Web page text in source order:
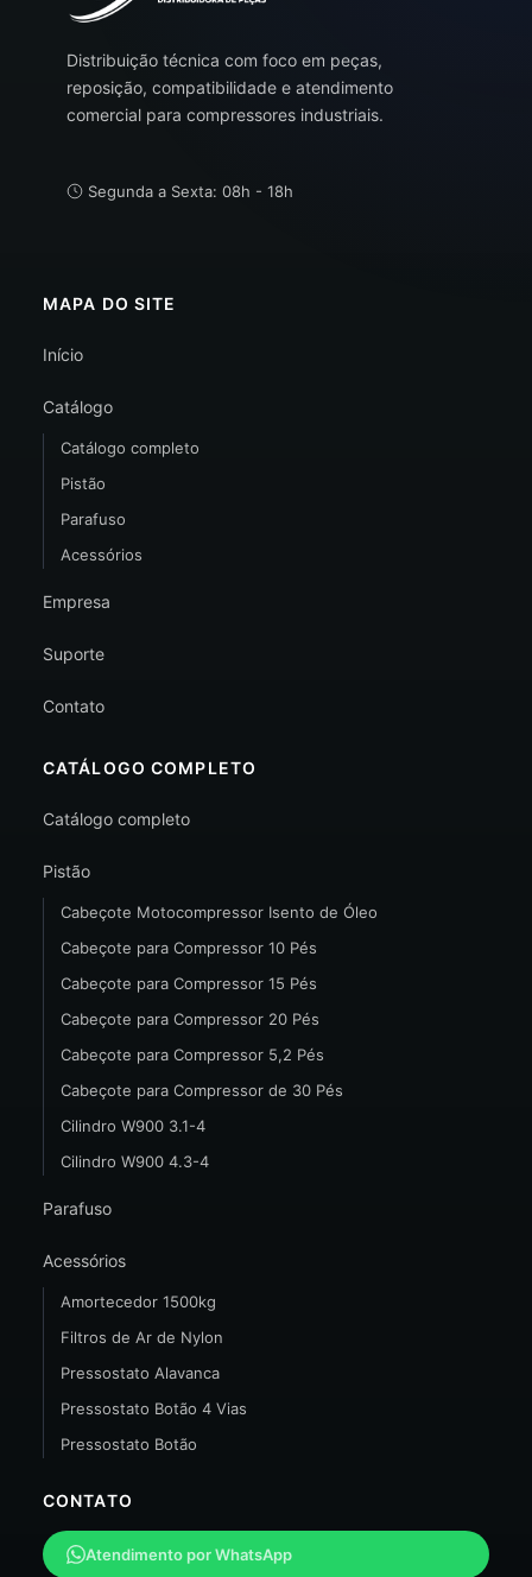
Distribuição técnica com foco em peças,
reposição, compatibilidade e atendimento
comercial para compressores industriais.
Segunda a Sexta: 08h - 18h
MAPA DO SITE
Início
Catálogo
Catálogo completo
Pistão
Parafuso
Acessórios
Empresa
Suporte
Contato
CATÁLOGO COMPLETO
Catálogo completo
Pistão
Cabeçote Motocompressor Isento de Óleo
Cabeçote para Compressor 10 Pés
Cabeçote para Compressor 15 Pés
Cabeçote para Compressor 20 Pés
Cabeçote para Compressor 5,2 Pés
Cabeçote para Compressor de 30 Pés
Cilindro W900 3.1-4
Cilindro W900 4.3-4
Parafuso
Acessórios
Amortecedor 1500kg
Filtros de Ar de Nylon
Pressostato Alavanca
Pressostato Botão 4 Vias
Pressostato Botão
CONTATO
Atendimento por WhatsApp